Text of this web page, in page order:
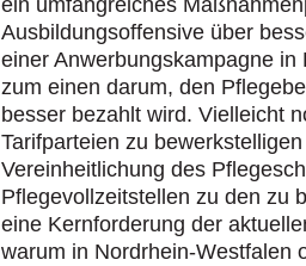
ein umfangreiches
Ausbildungsoffensive über
einer Anwerbungskampagne
zum einen darum, den
besser bezahlt wird. Vielleicht
Tarifparteien zu
Vereinheitlichung des
Pflegevollzeitstellen zu den zu
eine Kernforderung der
warum in Nordrhein-Westfalen